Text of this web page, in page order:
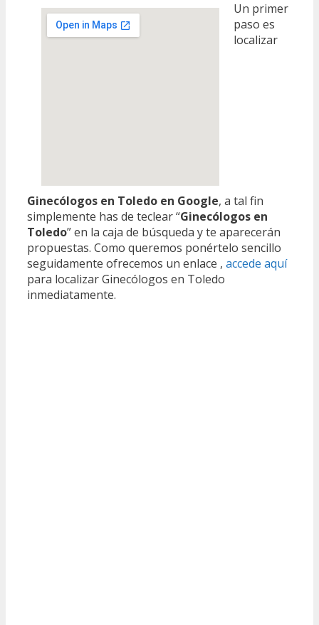
Un primer
paso es
localizar
Ginecólogos en Toledo en Google, a tal fin
simplemente has de teclear “Ginecólogos en
Toledo” en la caja de búsqueda y te aparecerán
propuestas. Como queremos ponértelo sencillo
seguidamente ofrecemos un enlace , accede aquí
para localizar Ginecólogos en Toledo
inmediatamente.